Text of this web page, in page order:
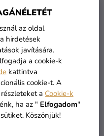
az oldal
hirdetések
javítására.
a cookie-k
kattintva
cookie-t. A
a Cookie-k
ha az " Elfogadom"
Köszönjük!
csillag.
BŐVEBBEN